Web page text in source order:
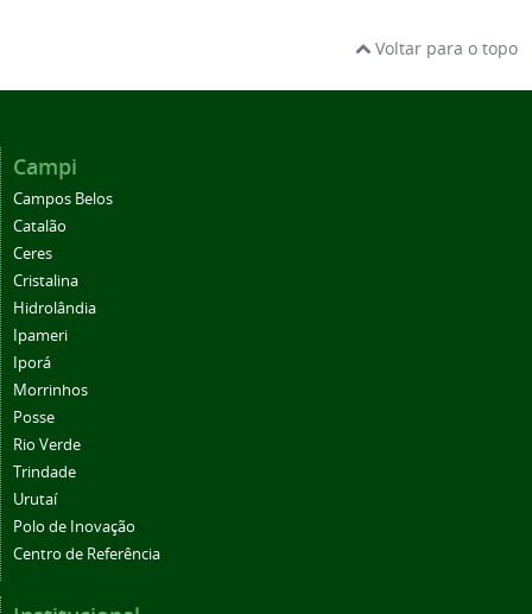
Voltar para o topo
Campi
Campos Belos
Catalão
Ceres
Cristalina
Hidrolândia
Ipameri
Iporá
Morrinhos
Posse
Rio Verde
Trindade
Urutaí
Polo de Inovação
Centro de Referência